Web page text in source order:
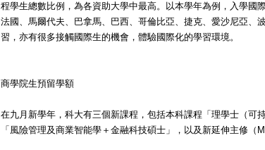
程學生總數比例，為各資助大學中最高。以本學年為例，入學國
法國、馬爾代夫、巴拿馬、巴西、哥倫比亞、捷克、愛沙尼亞、
習，亦有很多接觸國際生的機會，體驗國際化的學習環境。
商學院生預留學額
在九月新學年，科大有三個新課程，包括本科課程「理學士（可
「風險管理及商業智能學＋金融科技碩士」，以及新延伸主修（